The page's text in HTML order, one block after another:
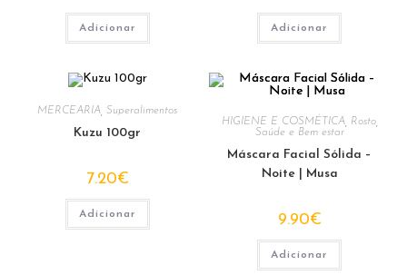
Adicionar Adicionar
MERCEARIA ,Superalimentos
Kuzu 100gr
7.20€
Adicionar
HIGIENE E COSMÉTICA, Rosto,
Saúde e Bem estar
Máscara Facial Sólida –
Noite | Musa
9.90€
Adicionar